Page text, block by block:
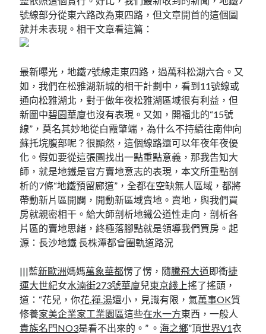
號線部分從東六路改為東四路，但文章開首的這個圖
就并未表現。相干文章看這篇：
最新曝光，地鐵7號線走東四路，過萬科松湖六合。又
如，我們在松雅湖新城的相干計劃中，看到11號線或
通向松雅湖北，對于做年夜松雅湖區域很有利益，但
新圖中碧園華廈也沒有表現。又如，開福北的“15號
線”，莫名其妙地從白霞肇端，為什么不持續往南伸向
蘇托垸腹部呢？很顯然，這個線路還可以年夜年夜優
化。假如要從這張圖找出一點重點意義，那我告知大
師，就是地鐵是官方賣地意志的表現，本文所重點剖
析的7條“地鐵預留廊道”，全都在空缺無人區域，都將
帶動新片區開闢，開動新區域賣地。賣地，與我們買
房就親密相干。給大師剖析地鐵公道性走向，剖析各
片區的賣地思緒，終極落腳點就是領導我們買房。起
源：長沙地鐵 長株潭都會圈軌道路況
|||藍新歐洲媽媽萬象華都愣了愣，隨騰飛大道即衝捷
運大世紀女水湳街273號華廈兒東京綫上搖了搖頭，
道：“花兒，你花.禪.湯還小，見識有限，氣萬事OK質
修養家美企業家工業園區這些在水一方東西，一般人
貴族名門NO3是看不出來的。” 。 海之鄉”頂世界V1衣